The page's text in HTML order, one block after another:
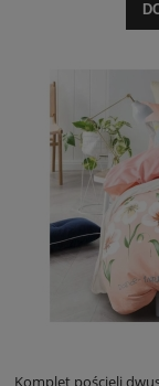
Komplet pościeli